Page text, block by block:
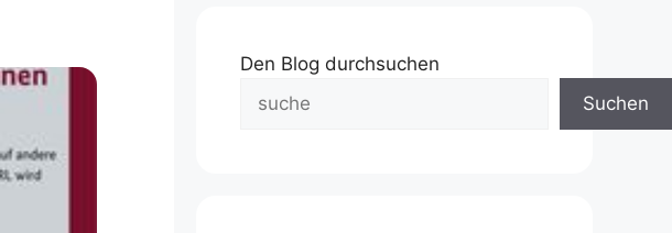
Den Blog durchsuchen
Suchen